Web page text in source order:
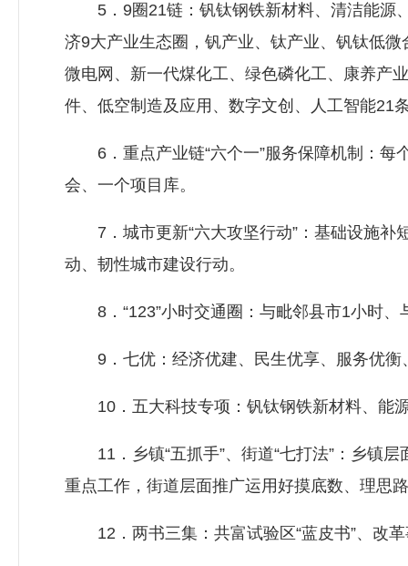
5．9圈21链：钒钛钢铁新材料、清洁能源、
济9大产业生态圈，钒产业、钛产业、钒钛低
微电网、新一代煤化工、绿色磷化工、康养产
件、低空制造及应用、数字文创、人工智能21
6．重点产业链“六个一”服务保障机制：每
会、一个项目库。
7．城市更新“六大攻坚行动”：基础设施补
动、韧性城市建设行动。
8．“123”小时交通圈：与毗邻县市1小时、
9．七优：经济优建、民生优享、服务优衡
10．五大科技专项：钒钛钢铁新材料、能
11．乡镇“五抓手”、街道“七打法”：乡镇层
重点工作，街道层面推广运用好摸底数、理思
12．两书三集：共富试验区“蓝皮书”、改革